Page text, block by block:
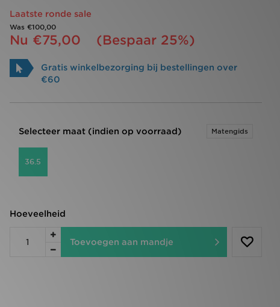
Laatste ronde sale
Was €100,00
Nu €75,00 (Bespaar 25%)
Gratis winkelbezorging bij bestellingen over
€60
Selecteer maat (indien op voorraad) Matengids
36.5
Hoeveelheid
Toevoegen aan mandje